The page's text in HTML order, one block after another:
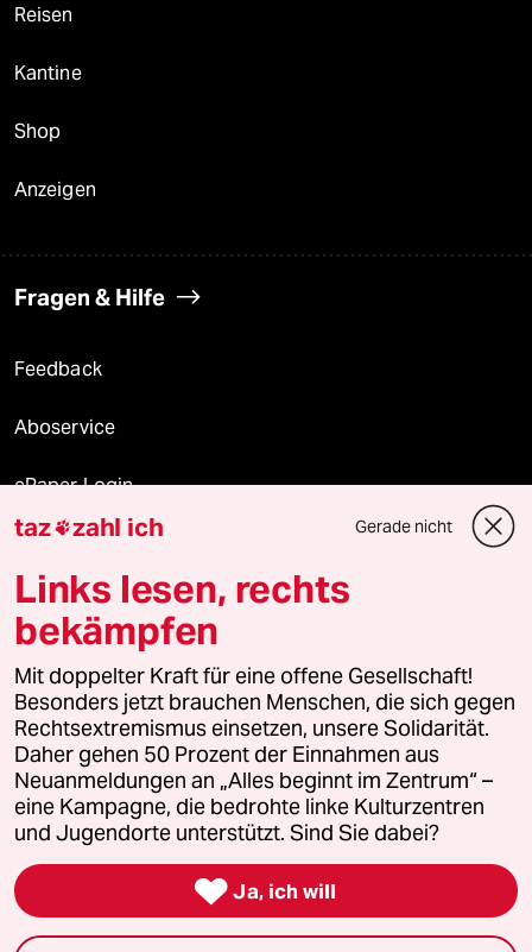
Reisen
Kantine
Shop
Anzeigen
Fragen & Hilfe
Feedback
Aboservice
ePaper Login
Downloads für Abonnierende
© 2026 taz Verlags und Vertriebs GmbH
Alle Rechte vorbehalten. Bei rechtlichen Fragen oder für Genehmigungen
wenden Sie sich bitte an
lizenzen@taz.de
Feedback Redaktionsstatut Kommune-Richtlinien
Leitlinie Informant Datenschutz Impressum AGB
Seitenwende Einwilligungen widerrufen (Ads)
taz zahl ich Gerade nicht
Links lesen, rechts
bekämpfen
Mit doppelter Kraft für eine offene Gesellschaft!
Besonders jetzt brauchen Menschen, die sich gegen
Rechtsextremismus einsetzen, unsere Solidarität.
Daher gehen 50 Prozent der Einnahmen aus
Neuanmeldungen an „Alles beginnt im Zentrum“ –
eine Kampagne, die bedrohte linke Kulturzentren
und Jugendorte unterstützt. Sind Sie dabei?
 Ja, ich will